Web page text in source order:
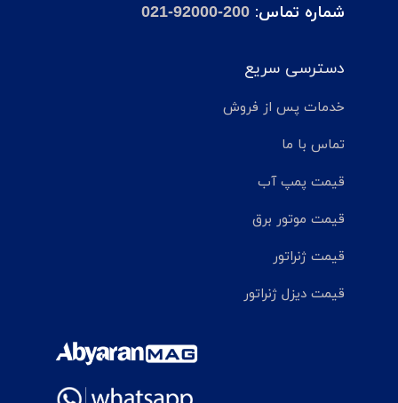
شماره تماس: 021-92000-200
دسترسی سریع
خدمات پس از فروش
تماس با ما
قیمت پمپ آب
قیمت موتور برق
قیمت ژنراتور
قیمت دیزل ژنراتور